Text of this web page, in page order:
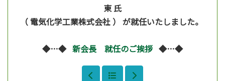
東 氏
（ 電気化学工業株式会社 ） が就任いたしました。
◆…◆ 新会長 就任のご挨拶 ◆…◆